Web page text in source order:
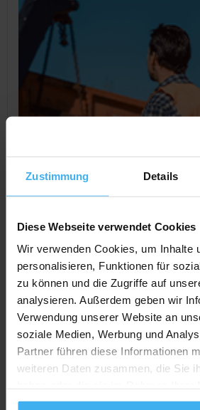
Zustimmung Details
Diese Webseite verwendet Cookies
Wir verwenden Cookies, um Inhalte
personalisieren, Funktionen für
zu können und die Zugriffe auf
analysieren. Außerdem geben wir
Verwendung unserer Website an
soziale Medien, Werbung und
Partner führen diese Informationen
weiteren Daten zusammen, die Sie
gesammelt haben.
CONTAINERDIENST
Hammerlindl Transport
Noch keine Bewertung
Bärenbergstr. 52, 34466 Wolfhagen
Deutschland
Auf Karte